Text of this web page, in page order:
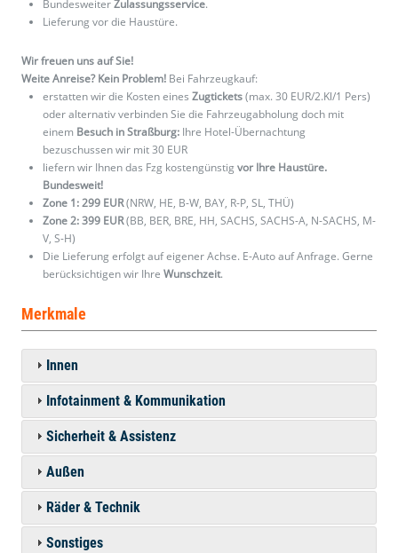
BundesweiterZulassungsservice.
Lieferung vor die Haustüre.
Wir freuen uns auf Sie!
Weite Anreise? Kein Problem! Bei Fahrzeugkauf:
erstatten wir die Kosten eines Zugtickets(max. 30 EUR/2.Kl/1 Pers)
oder alternativ verbinden Sie die Fahrzeugabholung doch mit
einem Besuch in Straßburg: Ihre Hotel-Übernachtung
bezuschussen wir mit 30 EUR
liefern wir Ihnen das Fzg kostengünstig vor Ihre Haustüre.
Bundesweit!
Zone 1: 299 EUR(NRW, HE, B-W, BAY, R-P, SL, THÜ)
Zone 2: 399 EUR(BB, BER, BRE, HH, SACHS, SACHS-A, N-SACHS, M-
V, S-H)
Die Lieferung erfolgt auf eigener Achse. E-Auto auf Anfrage. Gerne
berücksichtigen wir Ihre Wunschzeit.
Merkmale
Innen
Infotainment & Kommunikation
Sicherheit & Assistenz
Außen
Räder & Technik
Sonstiges